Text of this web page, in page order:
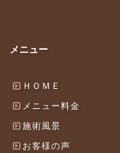
メニュー
ＨＯＭＥ
メニュー料金
施術風景
お客様の声